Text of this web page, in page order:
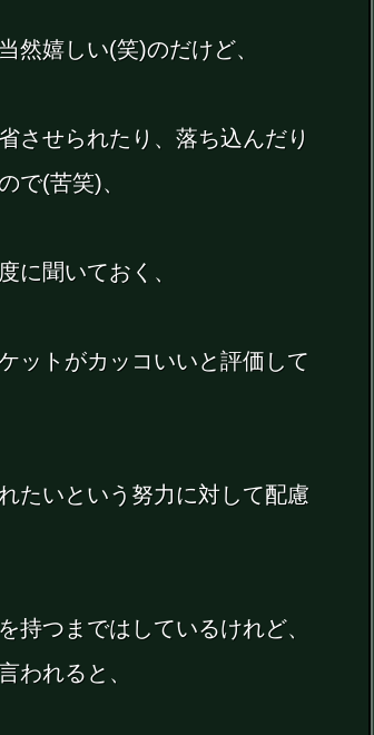
然嬉しい(笑)のだけど、
させられたり、落ち込んだり
で(苦笑)、
に聞いておく、
ットがカッコいいと評価して
たいという努力に対して配慮
持つまではしているけれど、
われると、